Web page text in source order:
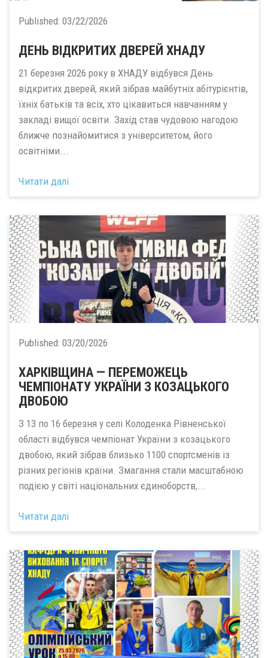
Published: 03/22/2026
ДЕНЬ ВІДКРИТИХ ДВЕРЕЙ ХНАДУ
21 березня 2026 року в ХНАДУ відбувся День
відкритих дверей, який зібрав майбутніх абітурієнтів,
їхніх батьків та всіх, хто цікавиться навчанням у
закладі вищої освіти. Захід став чудовою нагодою
ближче познайомитися з університетом, його
освітніми...
Читати далі
Published: 03/20/2026
ХАРКІВЩИНА — ПЕРЕМОЖЕЦЬ
ЧЕМПІОНАТУ УКРАЇНИ З КОЗАЦЬКОГО
ДВОБОЮ
З 13 по 16 березня у селі Колоденка Рівненської
області відбувся чемпіонат України з козацького
двобою, який зібрав близько 1100 спортсменів із
різних регіонів країни. Змагання стали масштабною
подією у світі національних єдиноборств,...
Читати далі